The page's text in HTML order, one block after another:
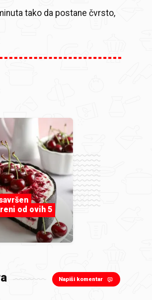
tako da postane čvrsto,
od ovih 5
Napiši komentar